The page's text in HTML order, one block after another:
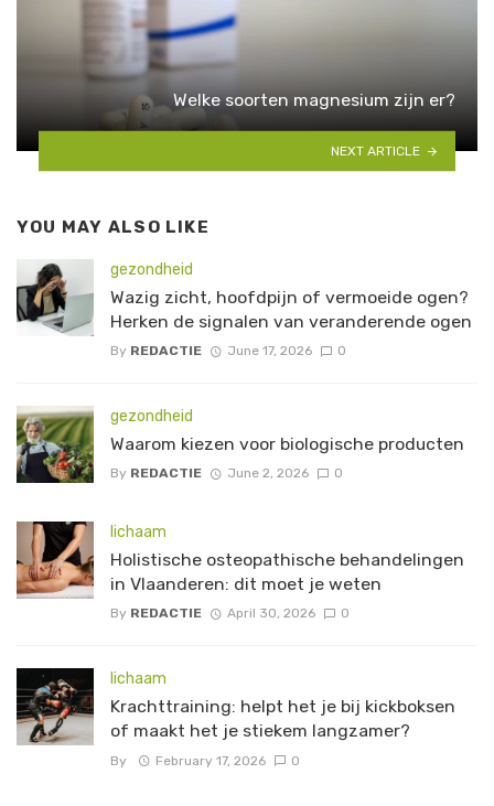
Welke soorten magnesium zijn er?
NEXT ARTICLE
YOU MAY ALSO LIKE
gezondheid
Wazig zicht, hoofdpijn of vermoeide ogen?
Herken de signalen van veranderende ogen
By REDACTIE June 17, 2026 0
gezondheid
Waarom kiezen voor biologische producten
By REDACTIE June 2, 2026 0
lichaam
Holistische osteopathische behandelingen
in Vlaanderen: dit moet je weten
By REDACTIE April 30, 2026 0
lichaam
Krachttraining: helpt het je bij kickboksen
of maakt het je stiekem langzamer?
By February 17, 2026 0